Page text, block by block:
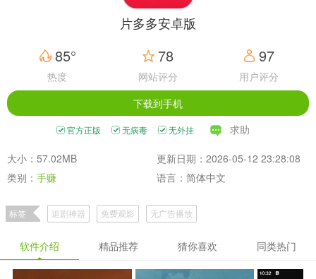
片多多安卓版
85°
热度
78
网站评分
97
用户评分
下载到手机
官方正版 无病毒 无外挂 求助
大小：57.02MB
更新日期：2026-05-12 23:28:08
类别： 手赚 语言：简体中文
标签 追剧神器 免费观影 无广告播放
软件介绍 精品推荐 猜你喜欢 同类热门